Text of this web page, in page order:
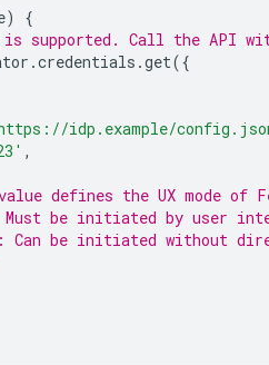
)
{
is supported. Call the API
.credentials .get({
idp.example/
,
defines the UX mode of
be initiated by user
be initiated without